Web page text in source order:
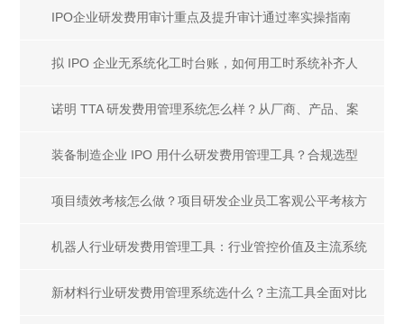
IPO企业研发费用审计重点及提升审计通过率实操指南
拟 IPO 企业无系统化工时台账，如何用工时系统补齐人
工成本审计证据链
诺明 TTA 研发费用管理系统怎么样？从厂商、产品、案
例、服务解析优劣
装备制造企业 IPO 用什么研发费用管理工具？合规选型
全解析
项目绩效考核怎么做？项目研发企业员工客观公平考核方
案
机器人行业研发费用管理工具：行业管控价值及主流系统
选型指南
新材料行业研发费用管理系统选什么？主流工具全面对比